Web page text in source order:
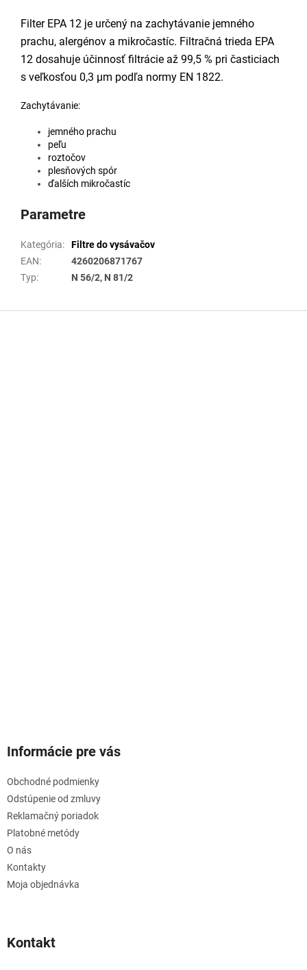
Filter EPA 12 je určený na zachytávanie jemného
prachu, alergénov a mikročastíc. Filtračná trieda EPA
12 dosahuje účinnosť filtrácie až 99,5 % pri časticiach
s veľkosťou 0,3 μm podľa normy EN 1822.
Zachytávanie:
jemného prachu
peľu
roztočov
plesňových spór
ďalších mikročastíc
Parametre
Kategória:
Filtre do vysávačov
EAN:
4260206871767
Typ: N 56/2, N 81/2
Informácie pre vás
Obchodné podmienky
Odstúpenie od zmluvy
Reklamačný poriadok
Platobné metódy
O nás
Kontakty
Moja objednávka
Kontakt